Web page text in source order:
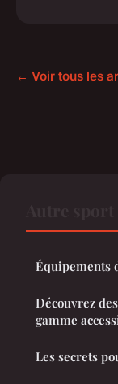
← Voir tous les
Équipements
Découvrez
gamme
Les secrets